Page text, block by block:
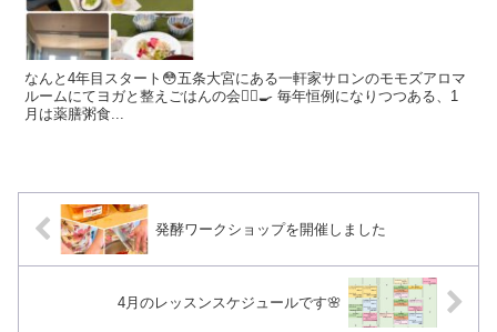
なんと4年目スタート😳五条大宮にある一軒家サロンのモモズアロマ
ルームにてヨガと整えごはんの会🧘‍♀️🍳 毎年恒例になりつつある、1
月は薬膳粥食...
発酵ワークショップを開催しました
4月のレッスンスケジュールです🌸